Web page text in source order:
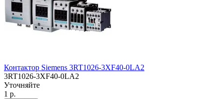
Контактор Siemens 3RT1026-3XF40-0LA2
3RT1026-3XF40-0LA2
Уточняйте
1 р.